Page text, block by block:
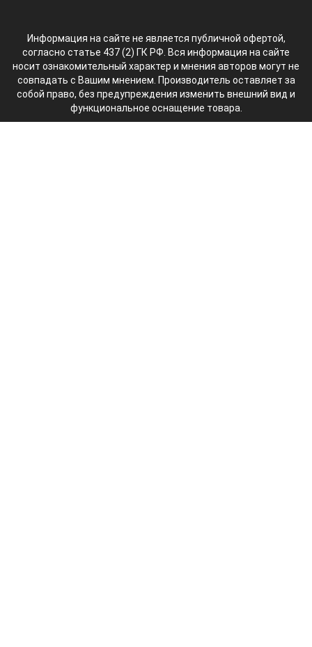
Информация на сайте не является публичной офертой,
согласно статье 437 (2) ГК РФ. Вся информация на сайте
носит ознакомительный характер и мнения авторов могут не
совпадать с Вашим мнением. Производитель оставляет за
собой право, без предупреждения изменить внешний вид и
функциональное оснащение товара.